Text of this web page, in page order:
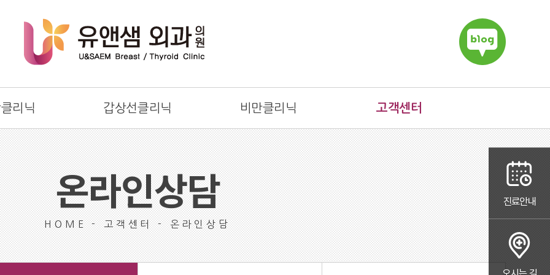
리닉 갑상선클리닉 비만클리닉 고객센터
온라인상담
HOME - 고객센터 - 온라인상담